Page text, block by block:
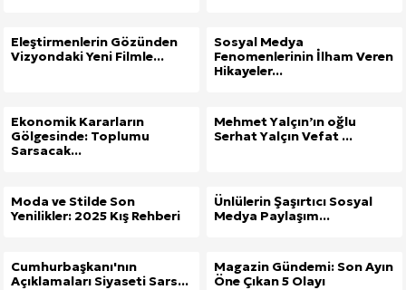
Eleştirmenlerin Gözünden
Vizyondaki Yeni Filmle...
Sosyal Medya
Fenomenlerinin İlham Veren
Hikayeler...
Ekonomik Kararların
Gölgesinde: Toplumu
Sarsacak...
Mehmet Yalçın’ın oğlu
Serhat Yalçın Vefat ...
Moda ve Stilde Son
Yenilikler: 2025 Kış Rehberi
Ünlülerin Şaşırtıcı Sosyal
Medya Paylaşım...
Cumhurbaşkanı'nın
Açıklamaları Siyaseti Sars...
Magazin Gündemi: Son Ayın
Öne Çıkan 5 Olayı